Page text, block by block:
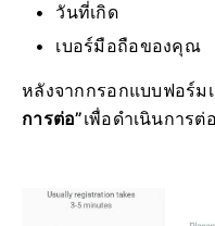
วันที่เกิด
เบอร์มือถือของคุณ
หลังจากกรอกแบบฟอร์ม
การต่อ”เพื่อดำเนินการต่อ